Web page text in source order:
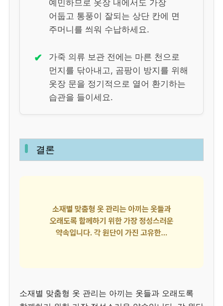
예민하므로 옷장 내에서도 가장
어둡고 통풍이 잘되는 상단 칸에 면
주머니를 씌워 수납하세요.
✔
가죽 의류 보관 전에는 마른 천으로
먼지를 닦아내고, 곰팡이 방지를 위해
옷장 문을 정기적으로 열어 환기하는
습관을 들이세요.
결론
소재별 맞춤형 옷 관리는 아끼는 옷들과 오래도록